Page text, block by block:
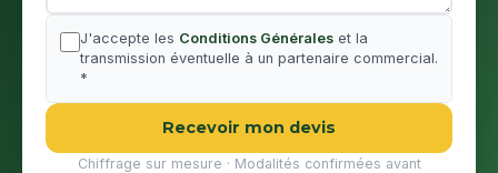
J'accepte les Conditions Générales et la
transmission éventuelle à un partenaire commercial.
*
Recevoir mon devis
Chiffrage sur mesure · Modalités confirmées avant